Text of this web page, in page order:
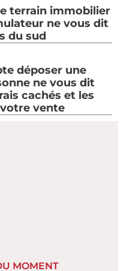
terrain immobilier
ne vous dit
du sud
déposer une
ne vous dit
cachés et les
vente
MOMENT